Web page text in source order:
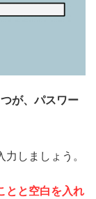
が、パスワー
しましょう。
とと空白を入れ